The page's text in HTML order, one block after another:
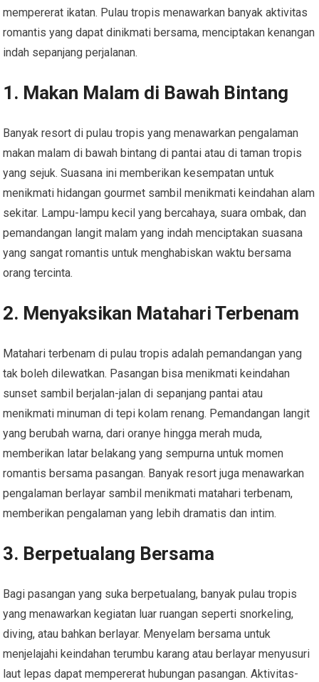
mempererat ikatan. Pulau tropis menawarkan banyak aktivitas
romantis yang dapat dinikmati bersama, menciptakan kenangan
indah sepanjang perjalanan.
1. Makan Malam di Bawah Bintang
Banyak resort di pulau tropis yang menawarkan pengalaman
makan malam di bawah bintang di pantai atau di taman tropis
yang sejuk. Suasana ini memberikan kesempatan untuk
menikmati hidangan gourmet sambil menikmati keindahan alam
sekitar. Lampu-lampu kecil yang bercahaya, suara ombak, dan
pemandangan langit malam yang indah menciptakan suasana
yang sangat romantis untuk menghabiskan waktu bersama
orang tercinta.
2. Menyaksikan Matahari Terbenam
Matahari terbenam di pulau tropis adalah pemandangan yang
tak boleh dilewatkan. Pasangan bisa menikmati keindahan
sunset sambil berjalan-jalan di sepanjang pantai atau
menikmati minuman di tepi kolam renang. Pemandangan langit
yang berubah warna, dari oranye hingga merah muda,
memberikan latar belakang yang sempurna untuk momen
romantis bersama pasangan. Banyak resort juga menawarkan
pengalaman berlayar sambil menikmati matahari terbenam,
memberikan pengalaman yang lebih dramatis dan intim.
3. Berpetualang Bersama
Bagi pasangan yang suka berpetualang, banyak pulau tropis
yang menawarkan kegiatan luar ruangan seperti snorkeling,
diving, atau bahkan berlayar. Menyelam bersama untuk
menjelajahi keindahan terumbu karang atau berlayar menyusuri
laut lepas dapat mempererat hubungan pasangan. Aktivitas-